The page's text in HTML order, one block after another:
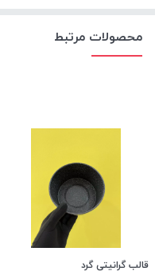
محصولات مرتبط
قالب گرانیتی گرد